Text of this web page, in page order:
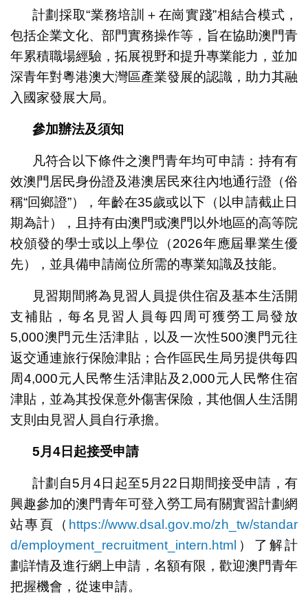
計劃採取“業務培訓＋在崗實踐”相結合模式，
包括企業文化、部門實務操作等，旨在協助澳門青
年累積職場經驗，拓展視野和提升專業能力，並加
深青年對粵港澳大灣區產業發展的認識，助力其融
入國家發展大局。
參加辦法及須知
凡符合以下條件之澳門青年均可申請：持有有
效澳門居民身份證及港澳居民來往內地通行證（俗
稱“回鄉證”），年齡在35歲或以下（以申請截止日
期為計），且持有由澳門或澳門以外地區的高等院
校頒發的學士或以上學位（2026年應屆畢業生優
先），並具備申請崗位所需的專業知識及技能。
見習期間將為見習人員提供住宿及基本生活開
支補貼，每名見習人員每四周可獲勞工局發放
5,000澳門元生活津貼，以及一次性500澳門元往
返交通連旅行保險津貼；合作區民生局另提供每四
周4,000元人民幣生活津貼及2,000元人民幣住宿
津貼，並為其投保意外傷害保險，其他個人生活開
支則由見習人員自行承擔。
5月4日起接受申請
計劃自5月4日起至5月22日期間接受申請，有
興趣參加的澳門青年可登入勞工局有關實習計劃網
站專頁（ https://www.dsal.gov.mo/zh_tw/standar
d/employment_recruitment_intern.html ）了解計
劃詳情及進行網上申請，名額有限，歡迎澳門青年
把握機會，從速申請。